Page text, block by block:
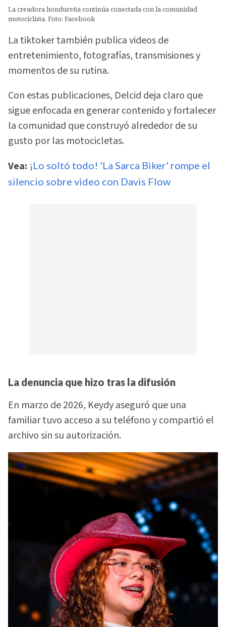
La creadora hondureña continúa conectada con la comunidad
motociclista. Foto: Facebook
La tiktoker también publica videos de
entretenimiento, fotografías, transmisiones y
momentos de su rutina.
Con estas publicaciones, Delcid deja claro que
sigue enfocada en generar contenido y fortalecer
la comunidad que construyó alrededor de su
gusto por las motocicletas.
Vea: ¡Lo soltó todo! 'La Sarca Biker' rompe el
silencio sobre video con Davis Flow
La denuncia que hizo tras la difusión
En marzo de 2026, Keydy aseguró que una
familiar tuvo acceso a su teléfono y compartió el
archivo sin su autorización.